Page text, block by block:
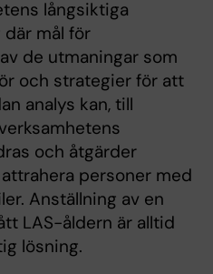
långsiktiga
mål för
de utmaningar som
och strategier för att
analys kan, till
och åtgärder
personer med
Anställning av en
LAS-åldern är alltid
lösning.